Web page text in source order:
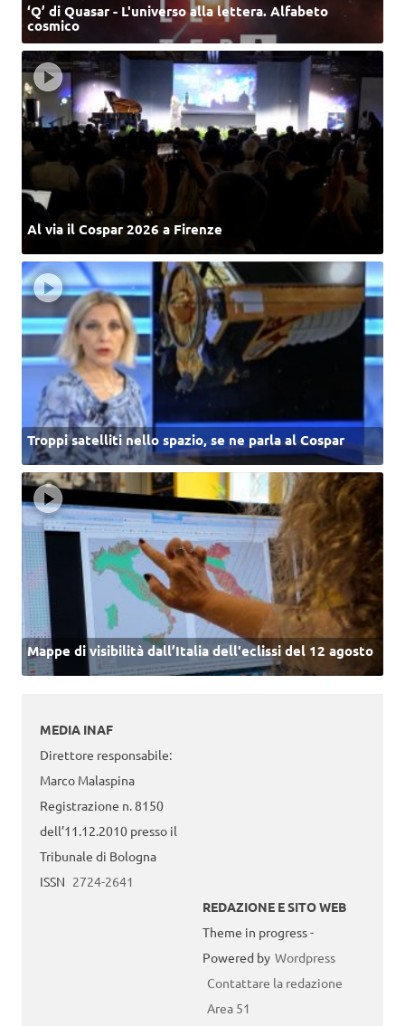
‘Q’ di Quasar - L'universo alla lettera. Alfabeto
cosmico
Al via il Cospar 2026 a Firenze
Troppi satelliti nello spazio, se ne parla al Cospar
Mappe di visibilità dall’Italia dell'eclissi del 12 agosto
MEDIA INAF
Direttore responsabile:
Marco Malaspina
Registrazione n. 8150
dell’11.12.2010 presso il
Tribunale di Bologna
ISSN 2724-2641
REDAZIONE E SITO WEB
Theme in progress -
Powered by Wordpress
Contattare la redazione
Area 51